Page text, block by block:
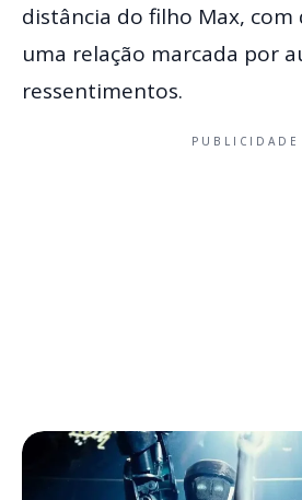
distância do filho Max, com
uma relação marcada por
ressentimentos.
PUBLICIDADE